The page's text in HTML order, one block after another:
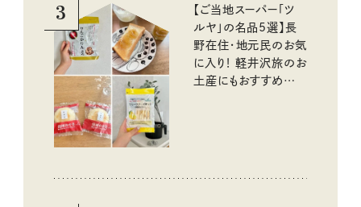
3
【ご当地スーパー「ツ
ルヤ」の名品5選】長
野在住・地元民のお気
に入り！ 軽井沢旅のお
土産にもおすすめのお